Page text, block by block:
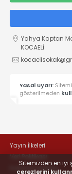
Yahya Kaptan
KOCAELİ
Yasal Uyarı:
gösterilmeden
Yayın İlkeleri
Veri Politikası
Kullanım Şartları
Sitemizden en iyi
çerezlerini